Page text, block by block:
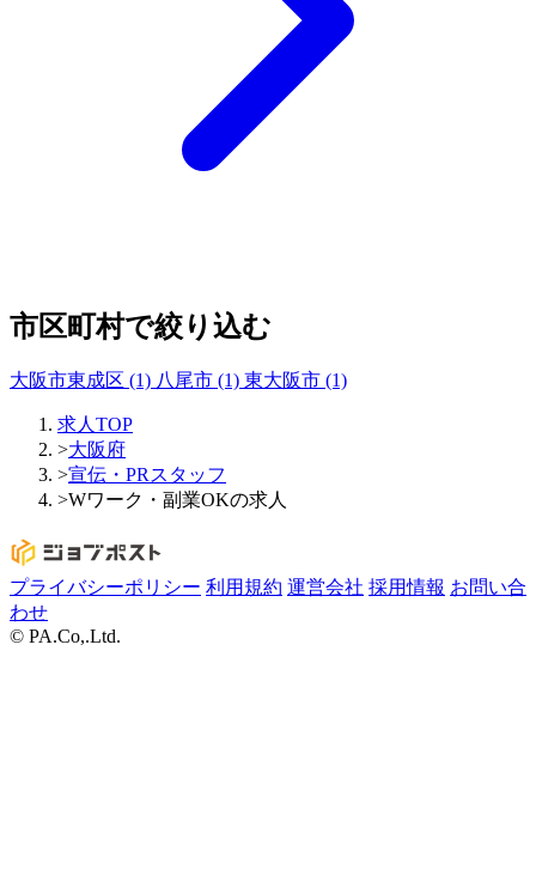
市区町村で絞り込む
大阪市東成区 (1) 八尾市 (1) 東大阪市 (1)
求人TOP
>大阪府
>宣伝・PRスタッフ
>Wワーク・副業OKの求人
プライバシーポリシー 利用規約 運営会社 採用情報 お問い合
わせ
© PA.Co,.Ltd.